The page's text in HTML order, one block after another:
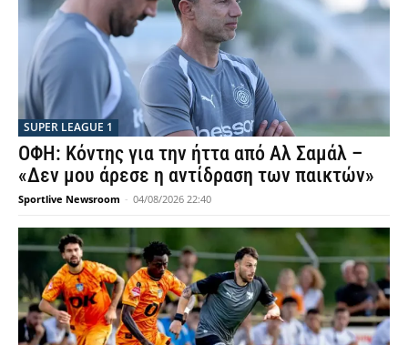
SUPER LEAGUE 1
ΟΦΗ: Κόντης για την ήττα από Αλ Σαμάλ –
«Δεν μου άρεσε η αντίδραση των παικτών»
Sportlive Newsroom - 04/08/2026 22:40